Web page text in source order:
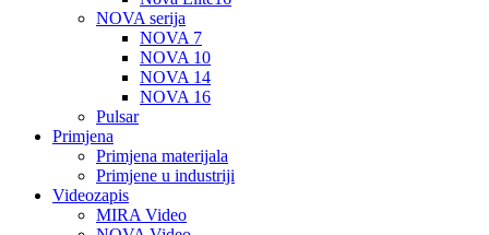
NOVA serija
NOVA 7
NOVA 10
NOVA 14
NOVA 16
Pulsar
Primjena
Primjena materijala
Primjene u industriji
Videozapis
MIRA Video